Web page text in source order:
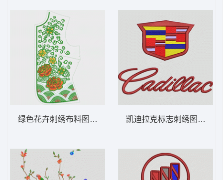
绿色花卉刺绣布料图案 中国风新娘装凯迪拉克标志刺绣图案 汽